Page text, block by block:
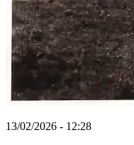
13/02/2026 - 12:28